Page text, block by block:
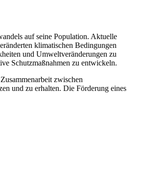
auf seine Population. Aktuelle
klimatischen Bedingungen
und Umweltveränderungen zu
Schutzmaßnahmen zu entwickeln.
zwischen
und zu erhalten. Die Förderung eines